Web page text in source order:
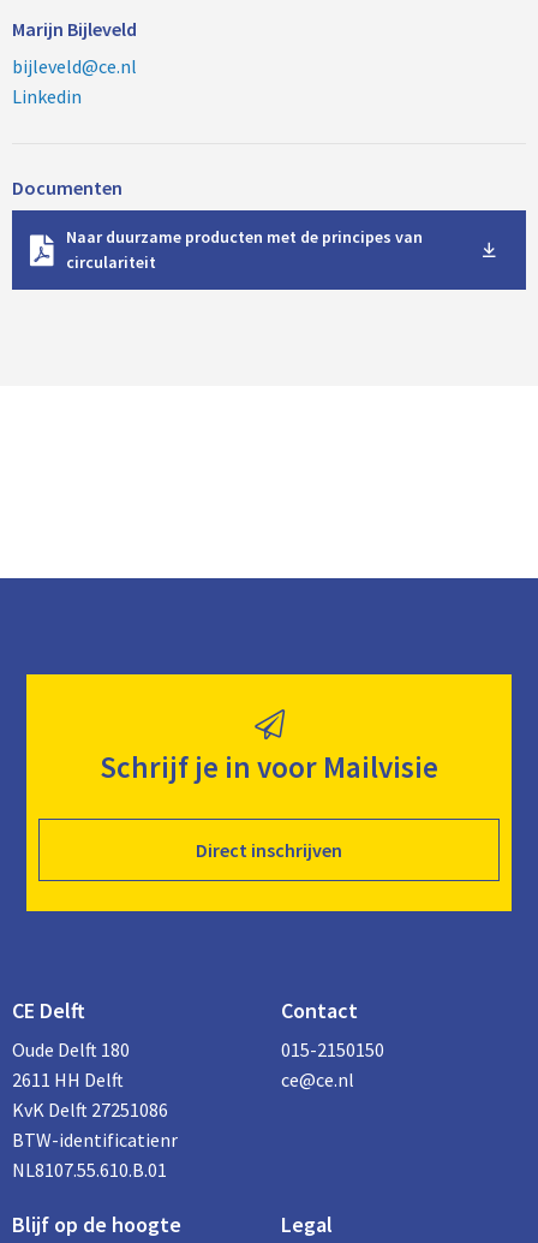
Marijn Bijleveld
bijleveld@ce.nl
Linkedin
Documenten
Naar duurzame producten met de principes van
circulariteit
n
Schrijf je in voor Mailvisie
Direct inschrijven
CE Delft
Oude Delft 180
2611 HH Delft
KvK Delft 27251086
BTW-identificatienr
NL8107.55.610.B.01
Contact
015-2150150
ce@ce.nl
Blijf op de hoogte Legal